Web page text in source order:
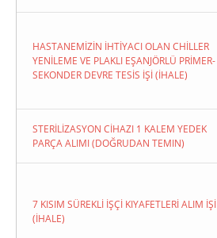
HASTANEMİZİN İHTİYACI OLAN CHİLLER
YENİLEME VE PLAKLI EŞANJÖRLÜ PRİMER-
SEKONDER DEVRE TESİS İŞİ (İHALE)
STERİLİZASYON CİHAZI 1 KALEM YEDEK
PARÇA ALIMI (DOĞRUDAN TEMIN)
7 KISIM SÜREKLİ İŞÇİ KIYAFETLERİ ALIM İŞİ
(İHALE)